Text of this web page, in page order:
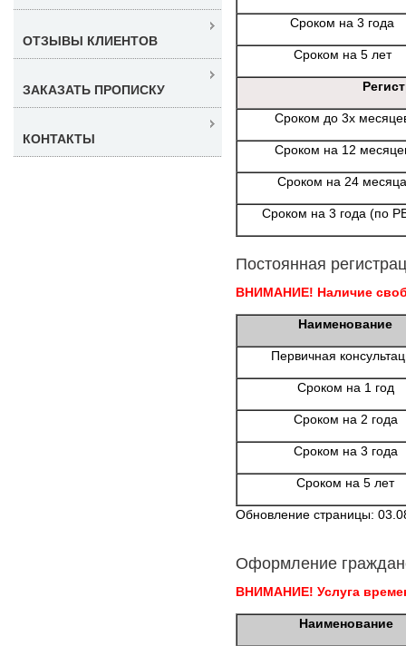
Сроком на 3 года
Сроком на 5 лет
Сроком до 3х
Сроком на 12
Сроком на 24 месяца
Сроком на 3 года (по
Постоянная
ВНИМАНИЕ! Наличие
Наименование
Первичная
Сроком на 1 год
Сроком на 2 года
Сроком на 3 года
Сроком на 5 лет
Обновление страницы:
Оформление
ВНИМАНИЕ! Услуга
Наименование
ОТЗЫВЫ КЛИЕНТОВ
ЗАКАЗАТЬ ПРОПИСКУ
КОНТАКТЫ